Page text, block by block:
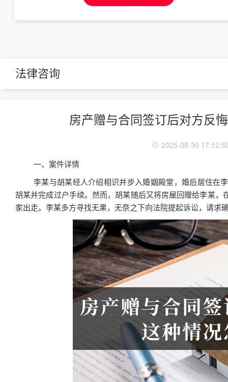
法律咨询
房产赠与合同签订后对方反
2025-09-30
一、案件详情
李某与胡某经人介绍相识并步入婚姻殿堂，婚后居住在
胡某并完成过户手续。然而，胡某随后又将房屋回赠给李某
家出走。李某多方寻找无果，无奈之下向法院提起诉讼，请求